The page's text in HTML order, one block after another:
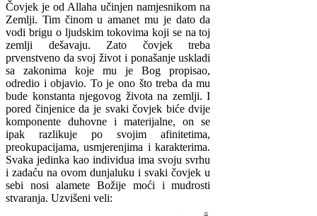
Čovjek je od Allaha učinjen namjesnikom na
Zemlji. Tim činom u amanet mu je dato da
vodi brigu o ljudskim tokovima koji se na toj
zemlji dešavaju. Zato čovjek treba
prvenstveno da svoj život i ponašanje uskladi
sa zakonima koje mu je Bog propisao,
odredio i objavio. To je ono što treba da mu
bude konstanta njegovog života na zemlji. I
pored činjenice da je svaki čovjek biće dvije
komponente duhovne i materijalne, on se
ipak razlikuje po svojim afinitetima,
preokupacijama, usmjerenjima i karakterima.
Svaka jedinka kao individua ima svoju svrhu
i zadaću na ovom dunjaluku i svaki čovjek u
sebi nosi alamete Božije moći i mudrosti
stvaranja. Uzvišeni veli: